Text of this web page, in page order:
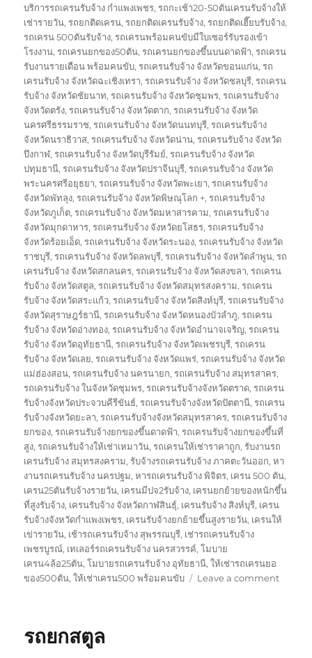
บริการรถเครนรับจ้าง กำแพงเพชร,รถกะเช้า20-50ตันเครนรับจ้างให้
เช่ารายวัน,รถยกติดเครน,รถยกติดเครนรับจ้าง,รถยกติดเฮี๊ยบรับจ้าง,
รถเครน 500ตันรับจ้าง,รถเครนพร้อมคนขับมีใบเซอร์รับรองเข้า
โรงงาน,รถเครนยกของ50ตัน,รถเครนยกของขึ้นบนดาดฟ้า,รถเครน
รับงานรายเดือน พร้อมคนขับ,รถเครนรับจ้าง จังหวัดขอนแก่น,รถ
เครนรับจ้าง จังหวัดฉะเชิงเทรา,รถเครนรับจ้าง จังหวัดชลบุรี,รถเครน
รับจ้าง จังหวัดชัยนาท,รถเครนรับจ้าง จังหวัดชุมพร,รถเครนรับจ้าง
จังหวัดตรัง,รถเครนรับจ้าง จังหวัดตาก,รถเครนรับจ้าง จังหวัด
นครศรีธรรมราช,รถเครนรับจ้าง จังหวัดนนทบุรี,รถเครนรับจ้าง
จังหวัดนราธิวาส,รถเครนรับจ้าง จังหวัดน่าน,รถเครนรับจ้าง จังหวัด
บึงกาฬ,รถเครนรับจ้าง จังหวัดบุรีรัมย์,รถเครนรับจ้าง จังหวัด
ปทุมธานี,รถเครนรับจ้าง จังหวัดปราจีนบุรี,รถเครนรับจ้าง จังหวัด
พระนครศรีอยุธยา,รถเครนรับจ้าง จังหวัดพะเยา,รถเครนรับจ้าง
จังหวัดพัทลุง,รถเครนรับจ้าง จังหวัดพิษณุโลก +,รถเครนรับจ้าง
จังหวัดภูเก็ต,รถเครนรับจ้าง จังหวัดมหาสารคาม,รถเครนรับจ้าง
จังหวัดมุกดาหาร,รถเครนรับจ้าง จังหวัดยโสธร,รถเครนรับจ้าง
จังหวัดร้อยเอ็ด,รถเครนรับจ้าง จังหวัดระนอง,รถเครนรับจ้าง จังหวัด
ราชบุรี,รถเครนรับจ้าง จังหวัดลพบุรี,รถเครนรับจ้าง จังหวัดลำพูน,รถ
เครนรับจ้าง จังหวัดสกลนคร,รถเครนรับจ้าง จังหวัดสงขลา,รถเครน
รับจ้าง จังหวัดสตูล,รถเครนรับจ้าง จังหวัดสมุทรสงคราม,รถเครน
รับจ้าง จังหวัดสระแก้ว,รถเครนรับจ้าง จังหวัดสิงห์บุรี,รถเครนรับจ้าง
จังหวัดสุราษฎร์ธานี,รถเครนรับจ้าง จังหวัดหนองบัวลำภู,รถเครน
รับจ้าง จังหวัดอ่างทอง,รถเครนรับจ้าง จังหวัดอำนาจเจริญ,รถเครน
รับจ้าง จังหวัดอุทัยธานี,รถเครนรับจ้าง จังหวัดเพชรบุรี,รถเครน
รับจ้าง จังหวัดเลย,รถเครนรับจ้าง จังหวัดแพร่,รถเครนรับจ้าง จังหวัด
แม่ฮ่องสอน,รถเครนรับจ้าง นครนายก,รถเครนรับจ้าง สมุทรสาคร,
รถเครนรับจ้าง ในจังหวัดชุมพร,รถเครนรับจ้างจังหวัดตราด,รถเครน
รับจ้างจังหวัดประจวบคีรีขันธ์,รถเครนรับจ้างจังหวัดปัตตานี,รถเครน
รับจ้างจังหวัดยะลา,รถเครนรับจ้างจังหวัดสมุทรสาคร,รถเครนรับจ้าง
ยกของ,รถเครนรับจ้างยกของขึ้นดาดฟ้า,รถเครนรับจ้างยกของขึ้นที่
สูง,รถเครนรับจ้างให้เช่าเหมาวัน,รถเครนให้เช่าราคาถูก,รับงานรถ
เครนรับจ้าง สมุทรสงคราม,รับจ้างรถเครนรับจ้าง ภาคตะวันออก,หา
งานรถเครนรับจ้าง นครปฐม,หารถเครนรับจ้าง พิจิตร, เครน 500 ตัน,
เครน25ตันรับจ้างรายวัน, เครนมีปจ2รับจ้าง, เครนยกย้ายของหนักขึ้น
ที่สูงรับจ้าง, เครนรับจ้าง จังหวัดกาฬสินธุ์, เครนรับจ้าง สิงห์บุรี, เครน
รับจ้างจังหวัดกำแพงเพชร, เครนรับจ้างยกย้ายขึ้นสูงรายวัน, เครนให้
เข่ารายวัน, เช้ารถเครนรับจ้าง สุพรรณบุรี, เช่ารถเครนรับจ้าง
เพชรบูรณ์, เทเลอร์รถเครนรับจ้าง นครสวรรค์,โมบาย
เครน4ล้อ25ตัน,โมบายรถเครนรับจ้าง อุทัยธานี,ให้เช่ารถเครนยอ
ของ500ตัน,ให้เช่าเครน500 พร้อมคนขับ Leave a commenton
รถยกสตูล